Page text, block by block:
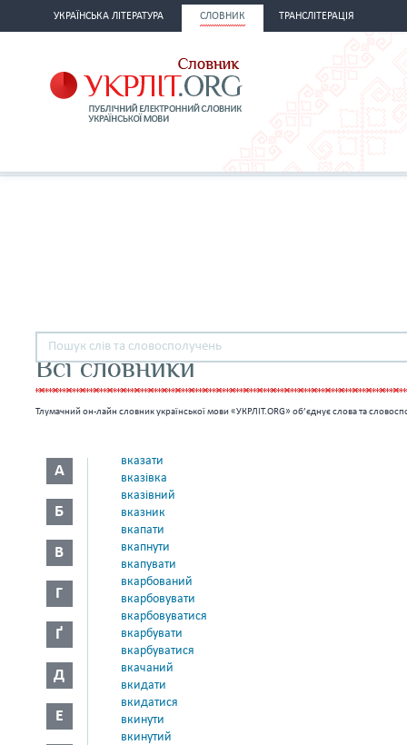
УКРАЇНСЬКА ЛІТЕРАТУРА СЛОВНИК ТРАНСЛІТЕРАЦІЯ
Всі словники
Тлумачний он-лайн словник української мови «УКРЛІТ.ORG» об’єднує слова та
А
Б
В
Г
Ґ
Д
Е
вказати
вказівка
вказівний
вказник
вкапати
вкапнути
вкапувати
вкарбований
вкарбовувати
вкарбовуватися
вкарбувати
вкарбуватися
вкачаний
вкидати
вкидатися
вкинути
вкинутий